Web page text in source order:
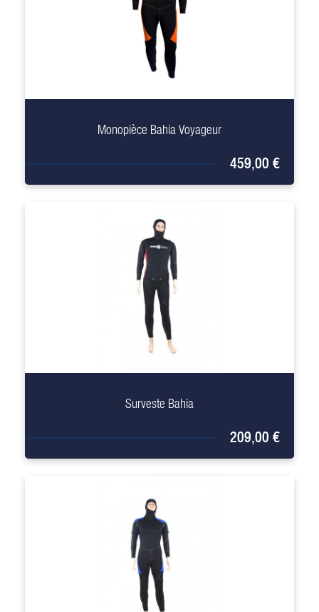
+
Monopièce Bahia Voyageur
459,00 €
+
Surveste Bahia
209,00 €